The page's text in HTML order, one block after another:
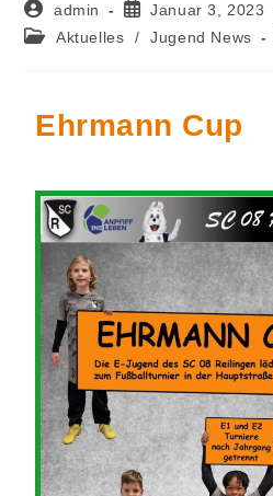
admin
Januar 3, 2023
Aktuelles
/ Jugend News
Ehrmann Cup